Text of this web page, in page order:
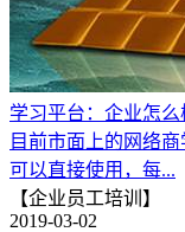
学习平台：企业怎
目前市面上的网络
可以直接使用，每...
【企业员工培训】
2019-03-02